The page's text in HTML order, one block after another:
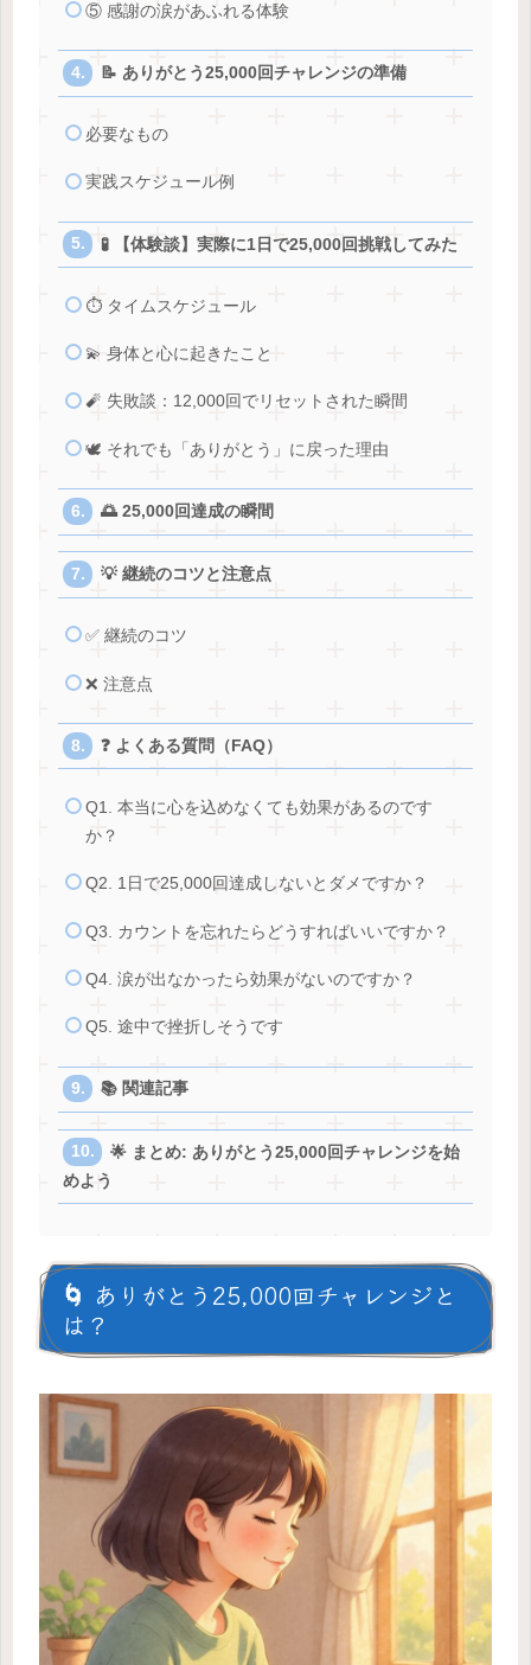
⑤ 感謝の涙があふれる体験
📝 ありがとう25,000回チャレンジの準備
必要なもの
実践スケジュール例
🧪 【体験談】実際に1日で25,000回挑戦してみた
⏱ タイムスケジュール
💫 身体と心に起きたこと
🧨 失敗談：12,000回でリセットされた瞬間
🕊 それでも「ありがとう」に戻った理由
🌅 25,000回達成の瞬間
💡 継続のコツと注意点
✅ 継続のコツ
❌ 注意点
❓ よくある質問（FAQ）
Q1. 本当に心を込めなくても効果があるのです
か？
Q2. 1日で25,000回達成しないとダメですか？
Q3. カウントを忘れたらどうすればいいですか？
Q4. 涙が出なかったら効果がないのですか？
Q5. 途中で挫折しそうです
📚 関連記事
🌟 まとめ: ありがとう25,000回チャレンジを始
めよう
🌀 ありがとう25,000回チャレンジと
は？